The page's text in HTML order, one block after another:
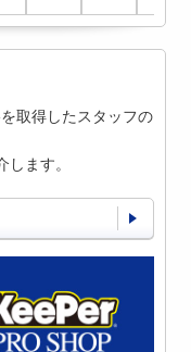
取得したスタッフの
します。